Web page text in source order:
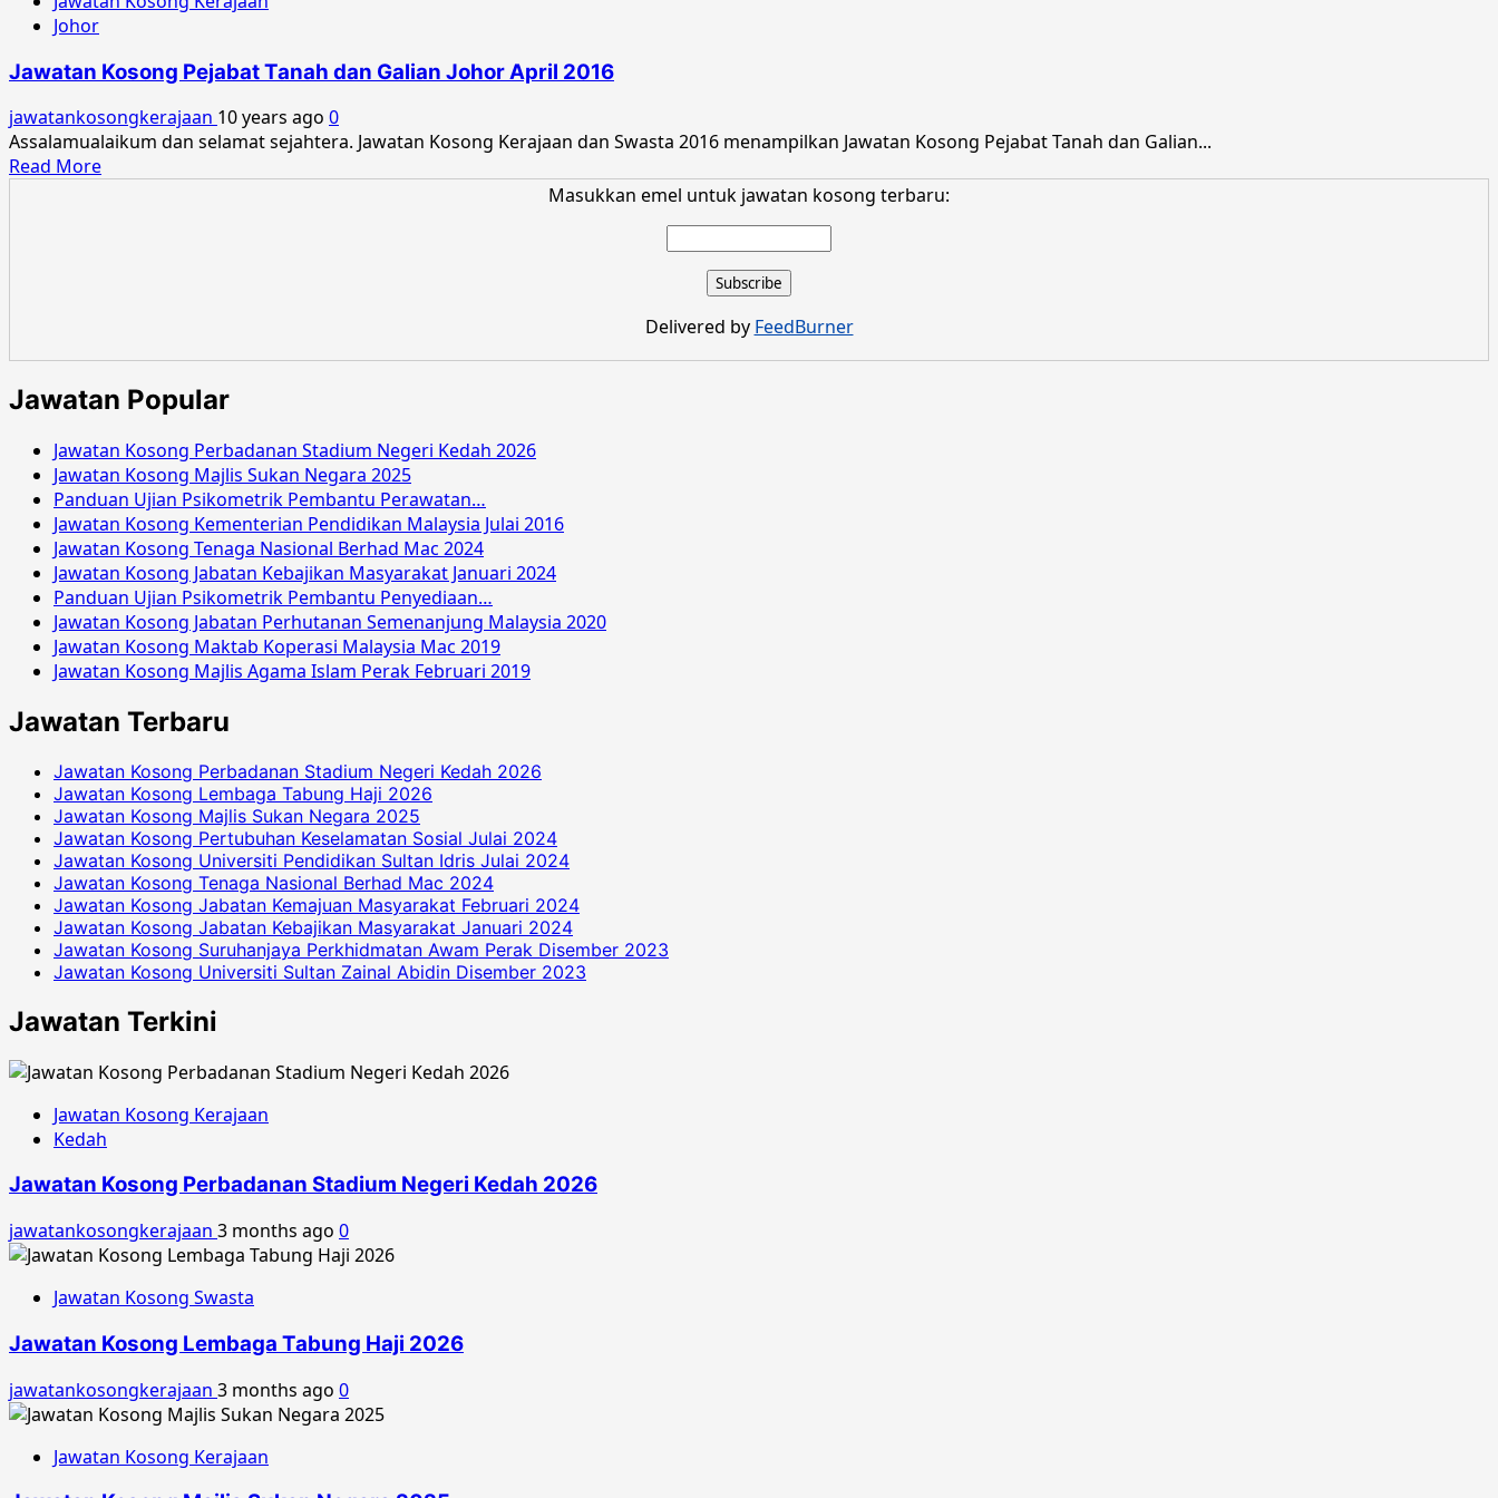
Johor
Jawatan Kosong Pejabat Tanah dan Galian Johor April 2016
jawatankosongkerajaan 10 years ago 0
Assalamualaikum dan selamat sejahtera. Jawatan Kosong Kerajaan dan Swasta 2016 menampilkan Jawatan Kosong Pejabat Tanah dan Galian...
Read MoreRead
Galian
Johor
April
Masukkan emel untuk jawatan kosong terbaru:
Delivered by FeedBurner
Jawatan Popular
Jawatan Kosong Perbadanan Stadium Negeri Kedah 2026
Jawatan Kosong Majlis Sukan Negara 2025
Panduan Ujian Psikometrik Pembantu Perawatan…
Jawatan Kosong Kementerian Pendidikan Malaysia Julai 2016
Jawatan Kosong Tenaga Nasional Berhad Mac 2024
Jawatan Kosong Jabatan Kebajikan Masyarakat Januari 2024
Panduan Ujian Psikometrik Pembantu Penyediaan…
Jawatan Kosong Jabatan Perhutanan Semenanjung Malaysia 2020
Jawatan Kosong Maktab Koperasi Malaysia Mac 2019
Jawatan Kosong Majlis Agama Islam Perak Februari 2019
Jawatan Terbaru
Jawatan Kosong Perbadanan Stadium Negeri Kedah 2026
Jawatan Kosong Lembaga Tabung Haji 2026
Jawatan Kosong Majlis Sukan Negara 2025
Jawatan Kosong Pertubuhan Keselamatan Sosial Julai 2024
Jawatan Kosong Universiti Pendidikan Sultan Idris Julai 2024
Jawatan Kosong Tenaga Nasional Berhad Mac 2024
Jawatan Kosong Jabatan Kemajuan Masyarakat Februari 2024
Jawatan Kosong Jabatan Kebajikan Masyarakat Januari 2024
Jawatan Kosong Suruhanjaya Perkhidmatan Awam Perak Disember 2023
Jawatan Kosong Universiti Sultan Zainal Abidin Disember 2023
Jawatan Terkini
Jawatan Kosong Kerajaan
Kedah
Jawatan Kosong Perbadanan Stadium Negeri Kedah 2026
jawatankosongkerajaan 3 months ago 0
Jawatan Kosong Swasta
Jawatan Kosong Lembaga Tabung Haji 2026
jawatankosongkerajaan 3 months ago 0
Jawatan Kosong Kerajaan